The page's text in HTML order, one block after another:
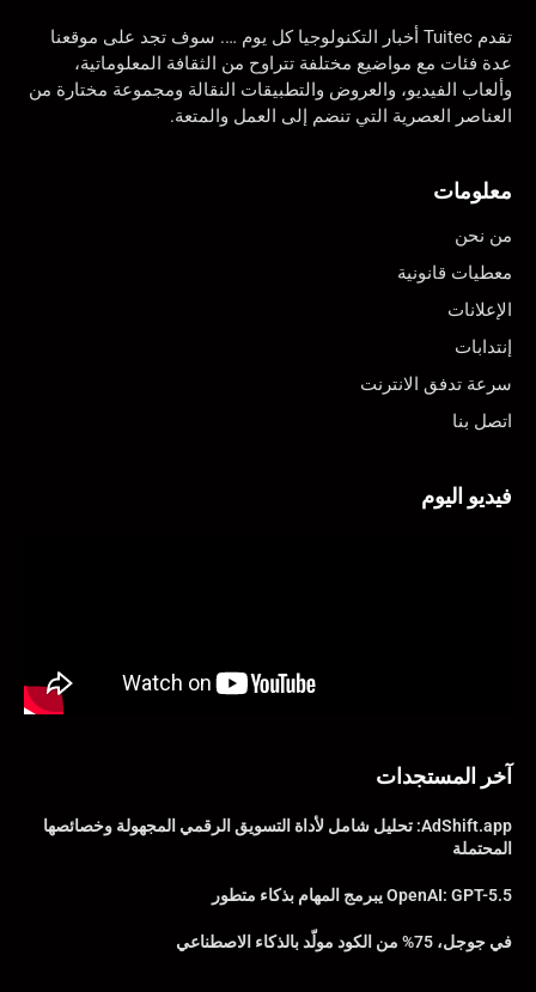
تقدم Tuitec أخبار التكنولوجيا كل يوم …. سوف تجد على موقعنا
عدة فئات مع مواضيع مختلفة تتراوح من الثقافة المعلوماتية،
وألعاب الفيديو، والعروض والتطبيقات النقالة ومجموعة مختارة من
العناصر العصرية التي تنضم إلى العمل والمتعة.
معلومات
من نحن
معطيات قانونية
الإعلانات
إنتدابات
سرعة تدفق الانترنت
اتصل بنا
فيديو اليوم
آخر المستجدات
AdShift.app: تحليل شامل لأداة التسويق الرقمي المجهولة وخصائصها
المحتملة
OpenAI: GPT-5.5 يبرمج المهام بذكاء متطور
في جوجل، 75% من الكود مولّد بالذكاء الاصطناعي